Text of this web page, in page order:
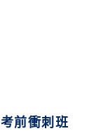
前衝刺班